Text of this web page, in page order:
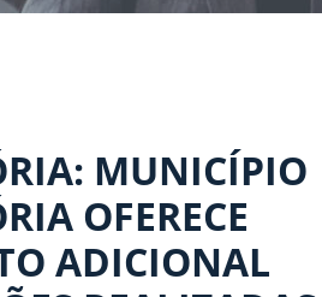
MUNICÍPIO
OFERECE
ADICIONAL